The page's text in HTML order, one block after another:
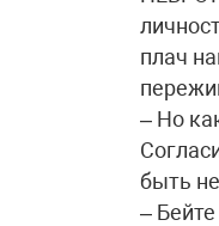
плач
– Но
быть
–